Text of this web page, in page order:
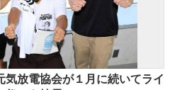
放電協会が１月に続いてライ